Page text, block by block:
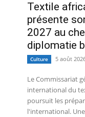
Textile
présente
2027 au
diplomatie
Culture 5 août
Le Commissariat
international du
poursuit les
l'international.